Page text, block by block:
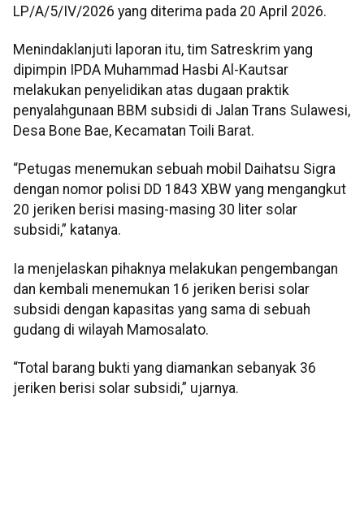
LP/A/5/IV/2026 yang diterima pada 20 April 2026.
Menindaklanjuti laporan itu, tim Satreskrim yang
dipimpin IPDA Muhammad Hasbi Al-Kautsar
melakukan penyelidikan atas dugaan praktik
penyalahgunaan BBM subsidi di Jalan Trans Sulawesi,
Desa Bone Bae, Kecamatan Toili Barat.
“Petugas menemukan sebuah mobil Daihatsu Sigra
dengan nomor polisi DD 1843 XBW yang mengangkut
20 jeriken berisi masing-masing 30 liter solar
subsidi,” katanya.
Ia menjelaskan pihaknya melakukan pengembangan
dan kembali menemukan 16 jeriken berisi solar
subsidi dengan kapasitas yang sama di sebuah
gudang di wilayah Mamosalato.
“Total barang bukti yang diamankan sebanyak 36
jeriken berisi solar subsidi,” ujarnya.